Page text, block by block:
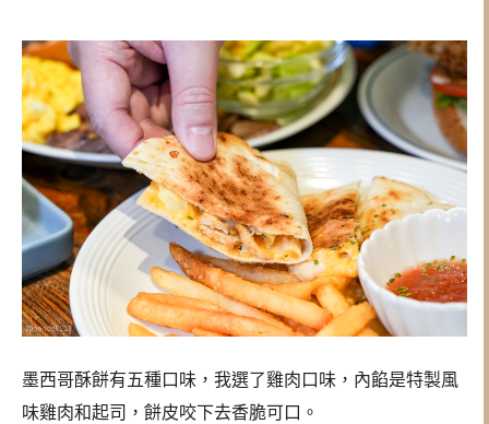
墨西哥酥餅有五種口味，我選了雞肉口味，內餡是特製風
味雞肉和起司，餅皮咬下去香脆可口。